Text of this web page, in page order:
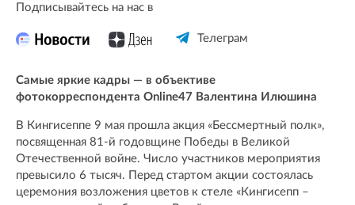
Подписывайтесь на нас в
Телеграм
Самые яркие кадры — в объективе
фотокорреспондента Online47 Валентина Илюшина
В Кингисеппе 9 мая прошла акция «Бессмертный полк»,
посвященная 81-й годовщине Победы в Великой
Отечественной войне. Число участников мероприятия
превысило 6 тысяч. Перед стартом акции состоялась
церемония возложения цветов к стеле «Кингисепп –